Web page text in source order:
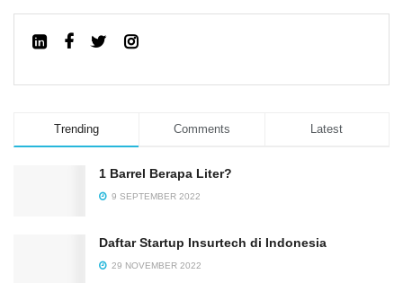
Trending Comments Latest
1 Barrel Berapa Liter?
9 SEPTEMBER 2022
Daftar Startup Insurtech di Indonesia
29 NOVEMBER 2022